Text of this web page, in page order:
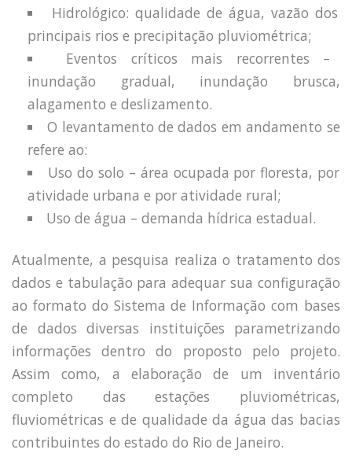
Hidrológico: qualidade de água, vazão dos
principais rios e precipitação pluviométrica;
Eventos críticos mais recorrentes –
inundação gradual, inundação brusca,
alagamento e deslizamento.
O levantamento de dados em andamento se
refere ao:
Uso do solo – área ocupada por floresta, por
atividade urbana e por atividade rural;
Uso de água – demanda hídrica estadual.
Atualmente, a pesquisa realiza o tratamento dos
dados e tabulação para adequar sua configuração
ao formato do Sistema de Informação com bases
de dados diversas instituições parametrizando
informações dentro do proposto pelo projeto.
Assim como, a elaboração de um inventário
completo das estações pluviométricas,
fluviométricas e de qualidade da água das bacias
contribuintes do estado do Rio de Janeiro.